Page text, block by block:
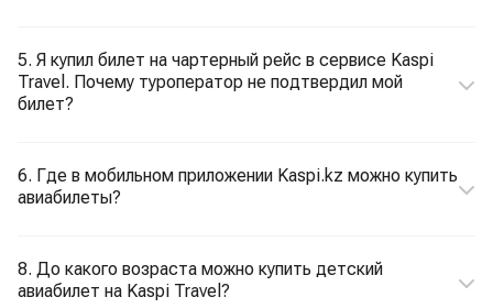
5. Я купил билет на чартерный рейс в сервисе Kaspi
Travel. Почему туроператор не подтвердил мой
билет?
6. Где в мобильном приложении Kaspi.kz можно купить
авиабилеты?
8. До какого возраста можно купить детский
авиабилет на Kaspi Travel?